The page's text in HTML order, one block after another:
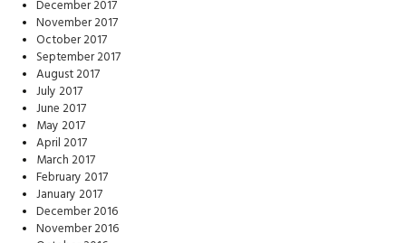
December 2017
November 2017
October 2017
September 2017
August 2017
July 2017
June 2017
May 2017
April 2017
March 2017
February 2017
January 2017
December 2016
November 2016